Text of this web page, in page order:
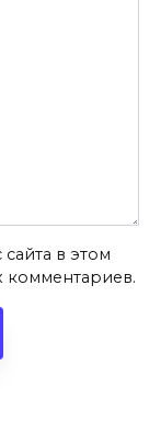
в этом
комментариев.